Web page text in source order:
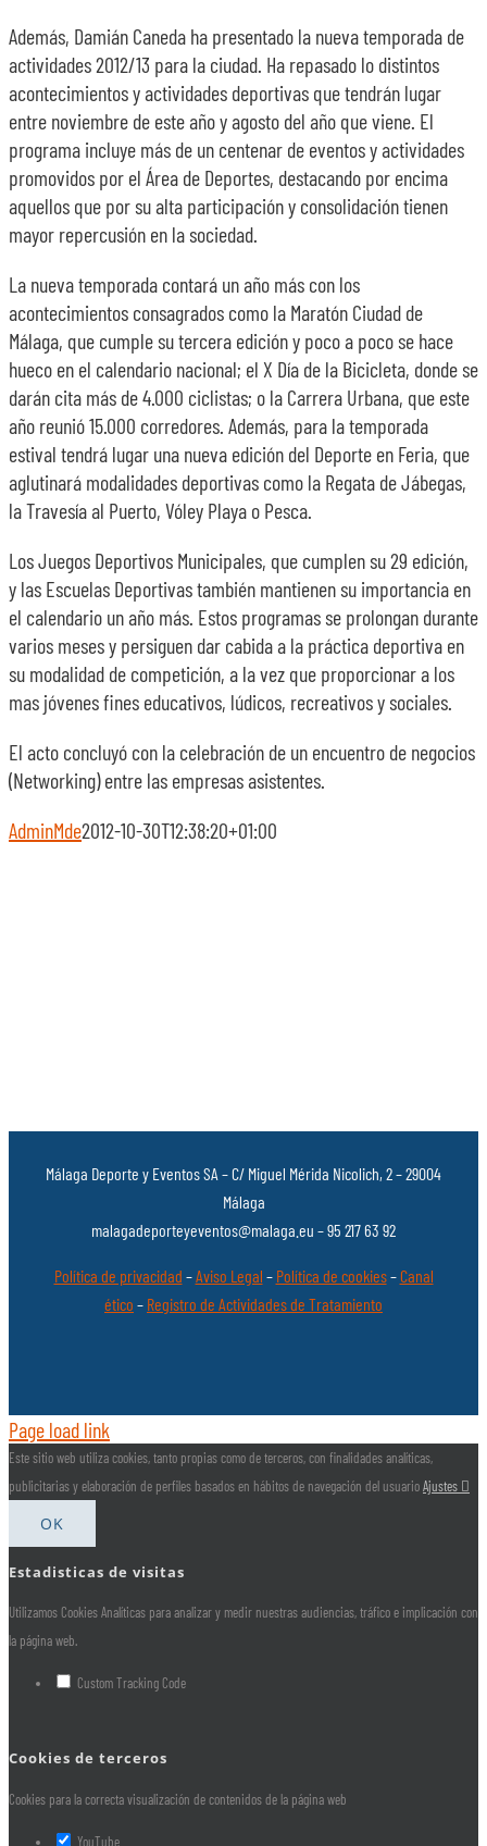
Además, Damián Caneda ha presentado la nueva temporada de
actividades 2012/13 para la ciudad. Ha repasado lo distintos
acontecimientos y actividades deportivas que tendrán lugar
entre noviembre de este año y agosto del año que viene. El
programa incluye más de un centenar de eventos y actividades
promovidos por el Área de Deportes, destacando por encima
aquellos que por su alta participación y consolidación tienen
mayor repercusión en la sociedad.
La nueva temporada contará un año más con los
acontecimientos consagrados como la Maratón Ciudad de
Málaga, que cumple su tercera edición y poco a poco se hace
hueco en el calendario nacional; el X Día de la Bicicleta, donde se
darán cita más de 4.000 ciclistas; o la Carrera Urbana, que este
año reunió 15.000 corredores. Además, para la temporada
estival tendrá lugar una nueva edición del Deporte en Feria, que
aglutinará modalidades deportivas como la Regata de Jábegas,
la Travesía al Puerto, Vóley Playa o Pesca.
Los Juegos Deportivos Municipales, que cumplen su 29 edición,
y las Escuelas Deportivas también mantienen su importancia en
el calendario un año más. Estos programas se prolongan durante
varios meses y persiguen dar cabida a la práctica deportiva en
su modalidad de competición, a la vez que proporcionar a los
mas jóvenes fines educativos, lúdicos, recreativos y sociales.
El acto concluyó con la celebración de un encuentro de negocios
(Networking) entre las empresas asistentes.
AdminMde2012-10-30T12:38:20+01:00
Málaga Deporte y Eventos SA – C/ Miguel Mérida Nicolich, 2 – 29004
Málaga
malagadeporteyeventos@malaga.eu – 95 217 63 92
Política de privacidad –Aviso Legal – Política de cookies–Canal
ético – Registro de Actividades de Tratamiento
Page load link
Este sitio web utiliza cookies, tanto propias como de terceros, con finalidades analíticas,
publicitarias y elaboración de perfiles basados en hábitos de navegación del usuarioAjustes
OK
Estadisticas de visitas
Utilizamos Cookies Analíticas para analizar y medir nuestras audiencias, tráfico e implicación con
la página web.
Custom Tracking Code
Cookies de terceros
Cookies para la correcta visualización de contenidos de la página web
YouTube